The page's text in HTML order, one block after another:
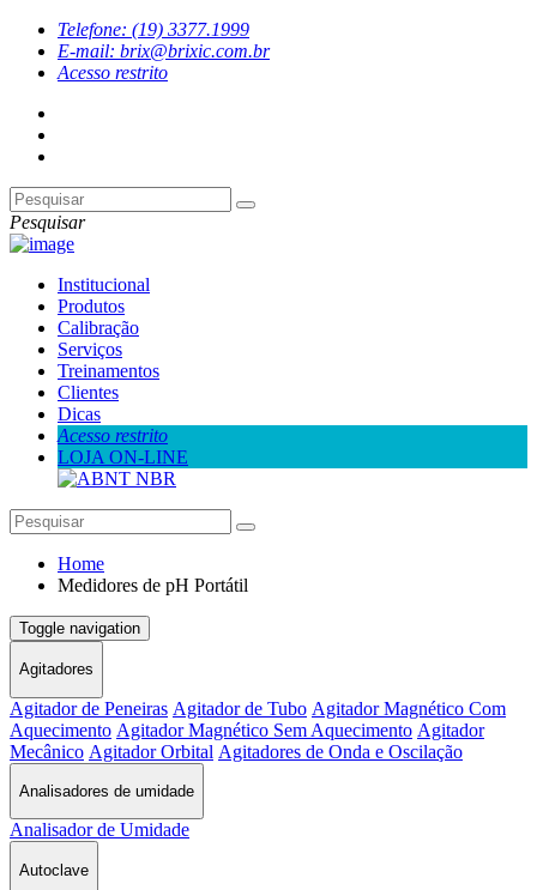
Telefone: (19) 3377.1999
E-mail: brix@brixic.com.br
Acesso restrito
Pesquisar
Institucional
Produtos
Calibração
Serviços
Treinamentos
Clientes
Dicas
Acesso restrito
LOJA ON-LINE
Home
Medidores de pH Portátil
Toggle navigation
Agitadores
Agitador de Peneiras Agitador de Tubo Agitador Magnético Com
Aquecimento Agitador Magnético Sem Aquecimento Agitador
Mecânico Agitador Orbital Agitadores de Onda e Oscilação
Analisadores de umidade
Analisador de Umidade
Autoclave